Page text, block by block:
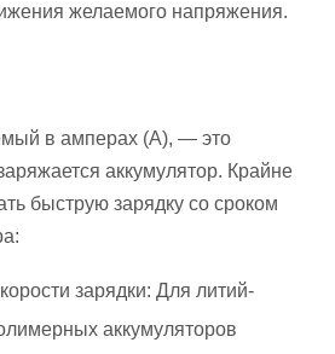
желаемого напряжения.
в амперах (А), — это
аккумулятор. Крайне
быструю зарядку со сроком
зарядки: Для литий-
аккумуляторов